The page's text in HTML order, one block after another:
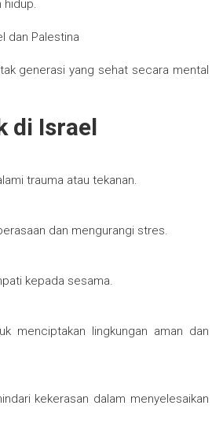
hidup.
dan Palestina
generasi yang sehat secara mental
di Israel
trauma atau tekanan.
dan mengurangi stres.
kepada sesama.
menciptakan lingkungan aman dan
kekerasan dalam menyelesaikan